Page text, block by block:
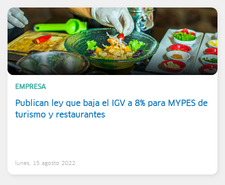
EMPRESA
Publican ley que baja el IGV a 8% para MYPES de
turismo y restaurantes
lunes, 15 agosto 2022